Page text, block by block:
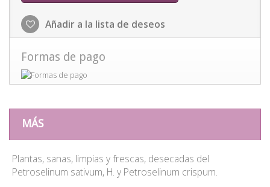
Añadir a la lista de deseos
Formas de pago
MÁS
Plantas, sanas, limpias y frescas, desecadas del
Petroselinum sativum, H. y Petroselinum crispum.